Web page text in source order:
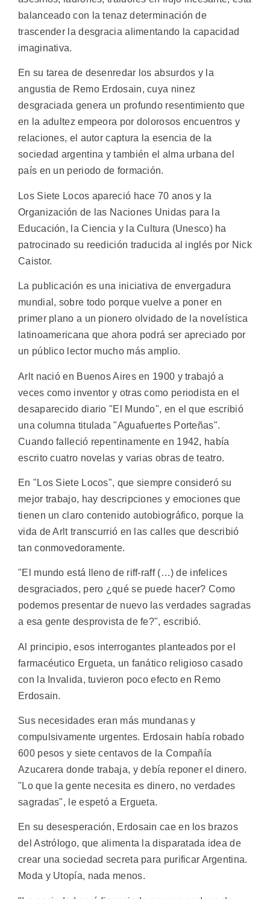
balanceado con la tenaz determinación de
trascender la desgracia alimentando la capacidad
imaginativa.
En su tarea de desenredar los absurdos y la
angustia de Remo Erdosain, cuya ninez
desgraciada genera un profundo resentimiento que
en la adultez empeora por dolorosos encuentros y
relaciones, el autor captura la esencia de la
sociedad argentina y también el alma urbana del
país en un periodo de formación.
Los Siete Locos apareció hace 70 anos y la
Organización de las Naciones Unidas para la
Educación, la Ciencia y la Cultura (Unesco) ha
patrocinado su reedición traducida al inglés por Nick
Caistor.
La publicación es una iniciativa de envergadura
mundial, sobre todo porque vuelve a poner en
primer plano a un pionero olvidado de la novelística
latinoamericana que ahora podrá ser apreciado por
un público lector mucho más amplio.
Arlt nació en Buenos Aires en 1900 y trabajó a
veces como inventor y otras como periodista en el
desaparecido diario "El Mundo", en el que escribió
una columna titulada "Aguafuertes Porteñas".
Cuando falleció repentinamente en 1942, había
escrito cuatro novelas y varias obras de teatro.
En "Los Siete Locos", que siempre consideró su
mejor trabajo, hay descripciones y emociones que
tienen un claro contenido autobiográfico, porque la
vida de Arlt transcurrió en las calles que describió
tan conmovedoramente.
"El mundo está lleno de riff-raff (…) de infelices
desgraciados, pero ¿qué se puede hacer? Como
podemos presentar de nuevo las verdades sagradas
a esa gente desprovista de fe?", escribió.
Al principio, esos interrogantes planteados por el
farmacéutico Ergueta, un fanático religioso casado
con la Invalida, tuvieron poco efecto en Remo
Erdosain.
Sus necesidades eran más mundanas y
compulsivamente urgentes. Erdosain había robado
600 pesos y siete centavos de la Compañía
Azucarera donde trabaja, y debía reponer el dinero.
"Lo que la gente necesita es dinero, no verdades
sagradas", le espetó a Ergueta.
En su desesperación, Erdosain cae en los brazos
del Astrólogo, que alimenta la disparatada idea de
crear una sociedad secreta para purificar Argentina.
Moda y Utopía, nada menos.